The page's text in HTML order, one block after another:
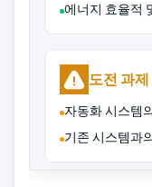
에너지 효율적
도전 과제
자동화 시스템
기존 시스템과